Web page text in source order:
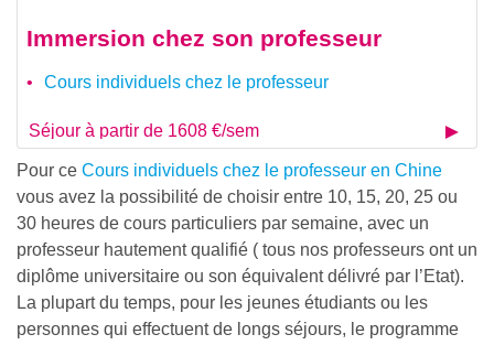
Immersion chez son professeur
Cours individuels chez le professeur
Séjour à partir de 1608 €/sem
Pour ce Cours individuels chez le professeur en Chine
vous avez la possibilité de choisir entre 10, 15, 20, 25 ou
30 heures de cours particuliers par semaine, avec un
professeur hautement qualifié ( tous nos professeurs ont un
diplôme universitaire ou son équivalent délivré par l’Etat).
La plupart du temps, pour les jeunes étudiants ou les
personnes qui effectuent de longs séjours, le programme